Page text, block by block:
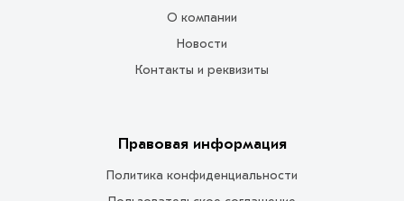
О компании
Новости
Контакты и реквизиты
Правовая информация
Политика конфиденциальности